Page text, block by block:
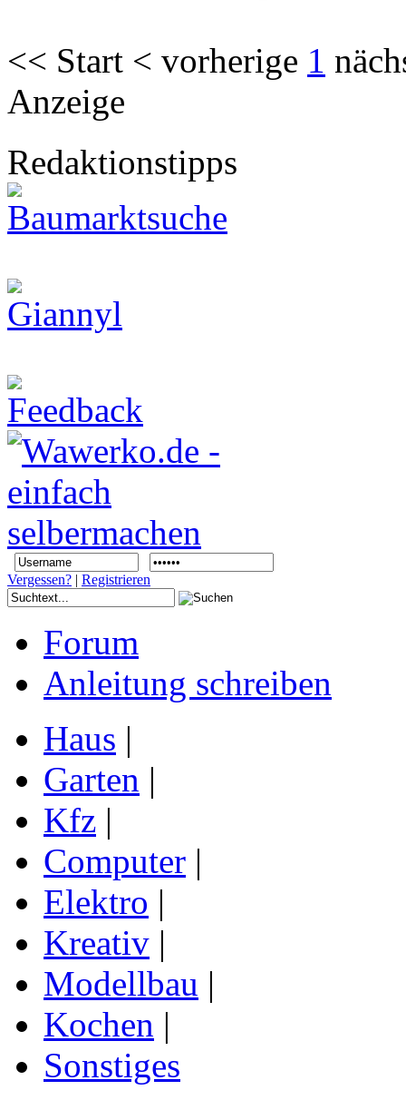
<< Start < vorherige 1
Anzeige
Redaktionstipps
Vergessen? | Registrieren
Forum
Anleitung schreiben
Haus |
Garten |
Kfz |
Computer |
Elektro |
Kreativ |
Modellbau |
Kochen |
Sonstiges